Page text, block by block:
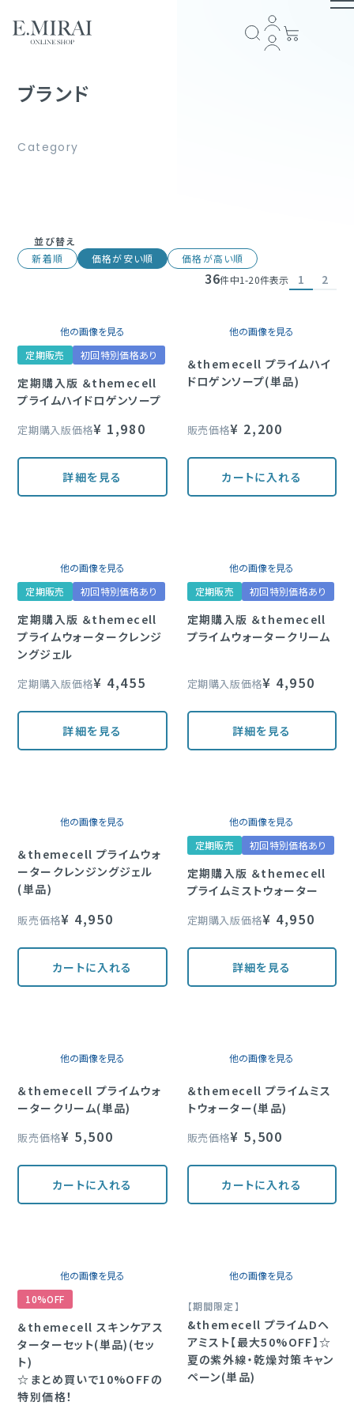
サプリメント
定期購入
ブランド一覧
&themecell
GUIDE
ブランド
並び替え
新着順
価格が安い順 価格が高い順
36件中1-20件表示 1 2
他の画像を見る
定期販売
初回特別価格あり
定期購入版 ＆themecell
プライムハイドロゲンソープ
定期購入版価格¥ 1,980
詳細を見る
他の画像を見る
＆themecell プライムハイ
ドロゲンソープ(単品)
販売価格¥ 2,200
カートに入れる
他の画像を見る
定期販売
初回特別価格あり
定期購入版 ＆themecell
プライムウォータークレンジ
ングジェル
定期購入版価格¥ 4,455
詳細を見る
他の画像を見る
定期販売
初回特別価格あり
定期購入版 ＆themecell
プライムウォータークリーム
定期購入版価格¥ 4,950
詳細を見る
他の画像を見る
＆themecell プライムウォ
ータークレンジングジェル
(単品)
販売価格¥ 4,950
カートに入れる
他の画像を見る
定期販売
初回特別価格あり
定期購入版 ＆themecell
プライムミストウォーター
定期購入版価格¥ 4,950
詳細を見る
他の画像を見る
＆themecell プライムウォ
ータークリーム(単品)
販売価格¥ 5,500
カートに入れる
他の画像を見る
＆themecell プライムミス
トウォーター(単品)
販売価格¥ 5,500
カートに入れる
他の画像を見る
10%OFF
＆themecell スキンケアス
ターターセット(単品)(セッ
ト)
☆まとめ買いで10%OFFの
特別価格！
他の画像を見る
【期間限定】
&themecell プライムDヘ
アミスト【最大50%OFF】☆
夏の紫外線・乾燥対策キャン
ペーン(単品)